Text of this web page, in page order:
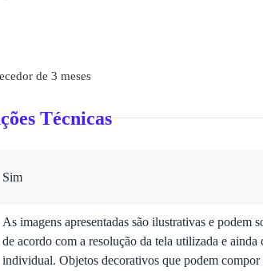
de 3 meses
Técnicas
Sim
As imagens apresentadas são ilustrativas e podem
de acordo com a resolução da tela utilizada e ainda
individual. Objetos decorativos que podem compor